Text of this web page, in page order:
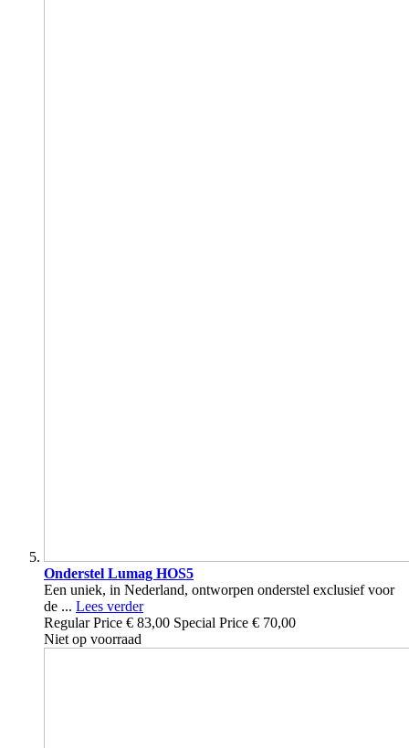
Onderstel Lumag HOS5
Een uniek, in Nederland, ontworpen onderstel exclusief voor
de ... Lees verder
Regular Price € 83,00 Special Price € 70,00
Niet op voorraad